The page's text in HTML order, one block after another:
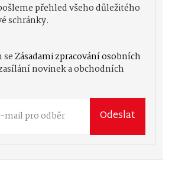
přehled všeho důležitého
schránky.
seZásadami zpracování osobních
novinek a obchodních
Odeslat